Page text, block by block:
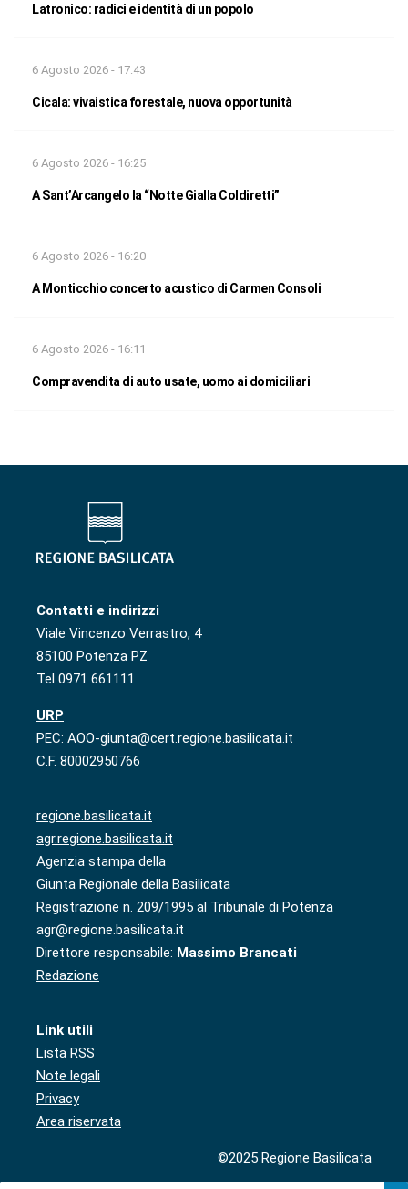
Latronico: radici e identità di un popolo
6 Agosto 2026 - 17:43
Cicala: vivaistica forestale, nuova opportunità
6 Agosto 2026 - 16:25
A Sant’Arcangelo la “Notte Gialla Coldiretti”
6 Agosto 2026 - 16:20
A Monticchio concerto acustico di Carmen Consoli
6 Agosto 2026 - 16:11
Compravendita di auto usate, uomo ai domiciliari
Contatti e indirizzi
Viale Vincenzo Verrastro, 4
85100 Potenza PZ
Tel 0971 661111
URP
PEC: AOO-giunta@cert.regione.basilicata.it
C.F. 80002950766
regione.basilicata.it
agr.regione.basilicata.it
Agenzia stampa della
Giunta Regionale della Basilicata
Registrazione n. 209/1995 al Tribunale di Potenza
agr@regione.basilicata.it
Direttore responsabile: Massimo Brancati
Redazione
Link utili
Lista RSS
Note legali
Privacy
Area riservata
©2025 Regione Basilicata